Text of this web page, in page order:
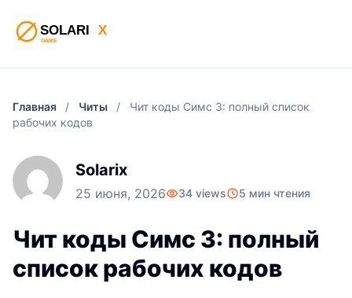
Главная / Читы /
Чит коды Симс 3: полный список
рабочих кодов
Solarix
25 июня, 2026 34 views 5 мин чтения
Чит коды Симс 3: полный
список рабочих кодов